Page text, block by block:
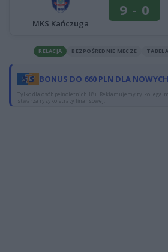
MKS Kańczuga
9 - 0
RELACJA BEZPOŚREDNIE MECZE TABELA
BONUS DO 660 PLN DLA
Tylko dla osób pełnoletnich 18+. Reklamujemy tylko
stwarza ryzyko straty finansowej.